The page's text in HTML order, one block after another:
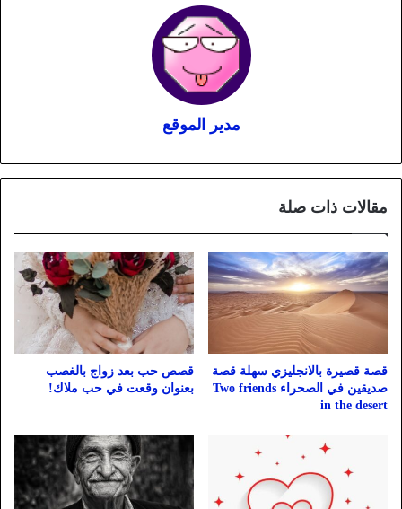
مدير الموقع
مقالات ذات صلة
قصة قصيرة بالانجليزي سهلة قصة
صديقين في الصحراء Two friends
in the desert
قصص حب بعد زواج بالغصب
بعنوان وقعت في حب ملاك!